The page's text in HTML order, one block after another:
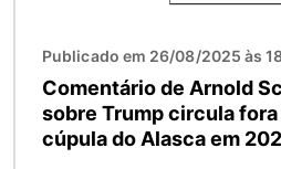
Publicado em 26/08/2025 às
Comentário de Arnold
sobre Trump circula
cúpula do Alasca em